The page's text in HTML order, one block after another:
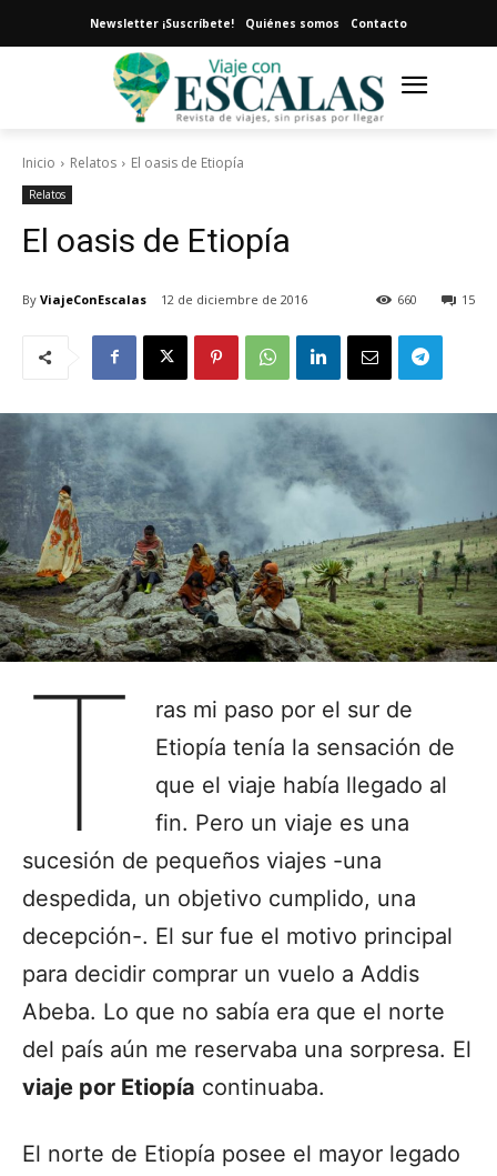
Newsletter ¡Suscríbete! Quiénes somos Contacto
Inicio Relatos El oasis de Etiopía
Relatos
El oasis de Etiopía
By ViajeConEscalas 12 de diciembre de 2016 15
660
T
ras mi paso por el sur de
Etiopía tenía la sensación de
que el viaje había llegado al
fin. Pero un viaje es una
sucesión de pequeños viajes -una
despedida, un objetivo cumplido, una
decepción-. El sur fue el motivo principal
para decidir comprar un vuelo a Addis
Abeba. Lo que no sabía era que el norte
del país aún me reservaba una sorpresa. El
viaje por Etiopía continuaba.
El norte de Etiopía posee el mayor legado